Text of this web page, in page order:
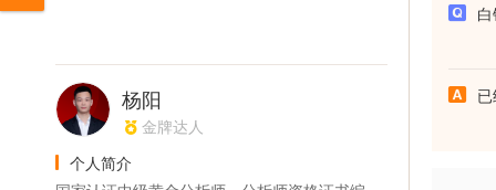
杨阳
金牌达人
个人简介